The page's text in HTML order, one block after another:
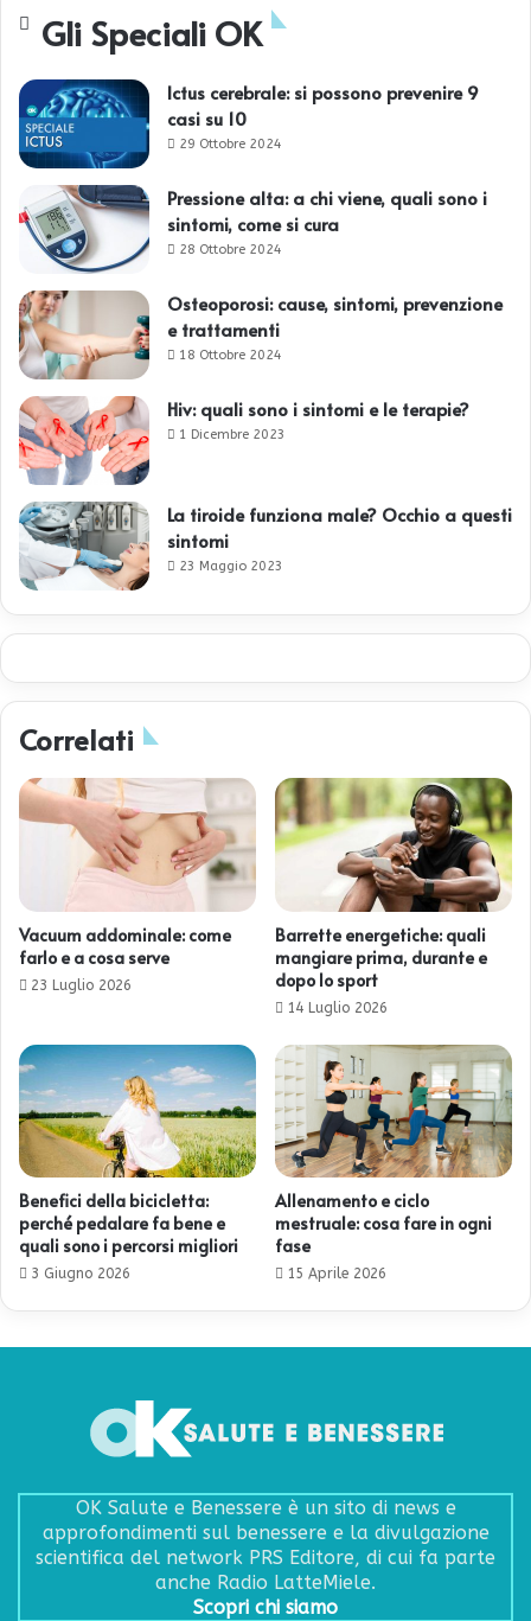
Gli Speciali OK
Ictus cerebrale: si possono prevenire 9
casi su 10
29 Ottobre 2024
Pressione alta: a chi viene, quali sono i
sintomi, come si cura
28 Ottobre 2024
Osteoporosi: cause, sintomi, prevenzione
e trattamenti
18 Ottobre 2024
Hiv: quali sono i sintomi e le terapie?
1 Dicembre 2023
La tiroide funziona male? Occhio a questi
sintomi
23 Maggio 2023
Correlati
Vacuum addominale: come
farlo e a cosa serve
23 Luglio 2026
Barrette energetiche: quali
mangiare prima, durante e
dopo lo sport
14 Luglio 2026
Benefici della bicicletta:
perché pedalare fa bene e
quali sono i percorsi migliori
3 Giugno 2026
Allenamento e ciclo
mestruale: cosa fare in ogni
fase
15 Aprile 2026
OK Salute e Benessere è un sito di news e
approfondimenti sul benessere e la divulgazione
scientifica del network PRS Editore, di cui fa parte
anche Radio LatteMiele.
Scopri chi siamo